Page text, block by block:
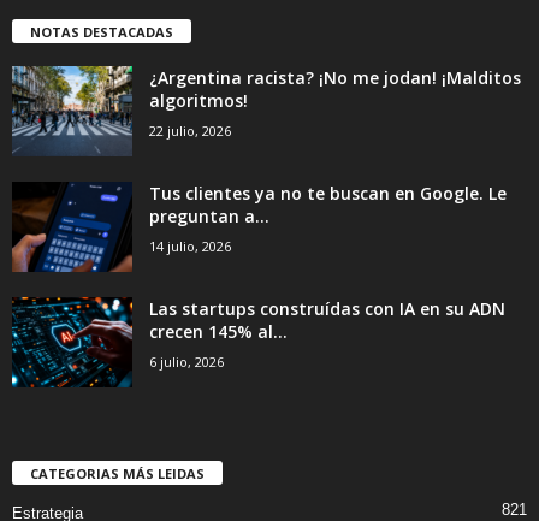
NOTAS DESTACADAS
¿Argentina racista? ¡No me jodan! ¡Malditos
algoritmos!
22 julio, 2026
Tus clientes ya no te buscan en Google. Le
preguntan a...
14 julio, 2026
Las startups construídas con IA en su ADN
crecen 145% al...
6 julio, 2026
CATEGORIAS MÁS LEIDAS
Estrategia 821